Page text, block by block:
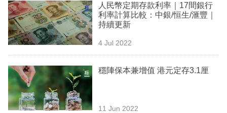
商
業
科
技
職
場
人民幣定期存款利率｜17間銀行
利率計算比較：中銀/恒生/滙豐｜
持續更新
4 Jul 2022
穩陣保本兼增值 港元定存3.1厘
11 Jun 2022